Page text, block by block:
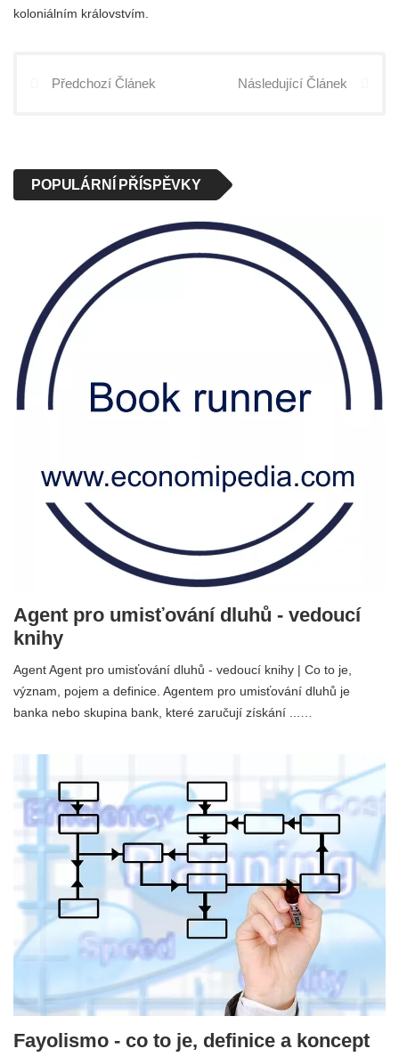
koloniálním královstvím.
Předchozí Článek Následující Článek
POPULÁRNÍ PŘÍSPĚVKY
Agent pro umisťování dluhů - vedoucí
knihy
Agent Agent pro umisťování dluhů - vedoucí knihy | Co to je,
význam, pojem a definice. Agentem pro umisťování dluhů je
banka nebo skupina bank, které zaručují získání ...…
Fayolismo - co to je, definice a koncept